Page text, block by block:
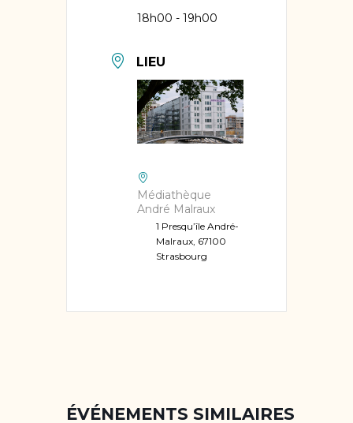
18h00 - 19h00
LIEU
Médiathèque
André Malraux
1 Presqu’île André-
Malraux, 67100
Strasbourg
ÉVÉNEMENTS SIMILAIRES